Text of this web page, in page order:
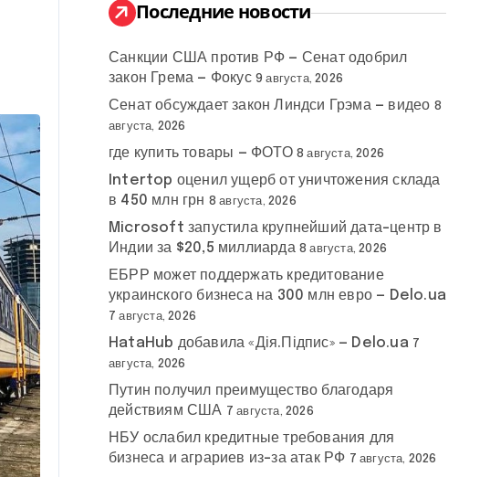
:
Последние новости
Санкции США против РФ — Сенат одобрил
закон Грема — Фокус 9 августа, 2026
Сенат обсуждает закон Линдси Грэма — видео 8
августа, 2026
где купить товары — ФОТО 8 августа, 2026
Intertop оценил ущерб от уничтожения склада
в 450 млн грн 8 августа, 2026
Microsoft запустила крупнейший дата-центр в
Индии за $20,5 миллиарда 8 августа, 2026
ЕБРР может поддержать кредитование
украинского бизнеса на 300 млн евро — Delo.ua
7 августа, 2026
HataHub добавила «Дія.Підпис» — Delo.ua 7
августа, 2026
Путин получил преимущество благодаря
действиям США 7 августа, 2026
НБУ ослабил кредитные требования для
бизнеса и аграриев из-за атак РФ 7 августа, 2026